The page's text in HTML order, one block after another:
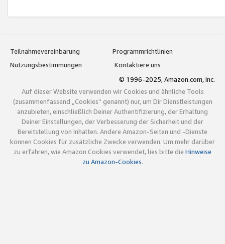
Teilnahmevereinbarung
Programmrichtlinien
Nutzungsbestimmungen
Kontaktiere uns
© 1996-2025, Amazon.com, Inc.
Auf dieser Website verwenden wir Cookies und ähnliche Tools
(zusammenfassend „Cookies“ genannt) nur, um Dir Dienstleistungen
anzubieten, einschließlich Deiner Authentifizierung, der Erhaltung
Deiner Einstellungen, der Verbesserung der Sicherheit und der
Bereitstellung von Inhalten. Andere Amazon-Seiten und -Dienste
können Cookies für zusätzliche Zwecke verwenden. Um mehr darüber
zu erfahren, wie Amazon Cookies verwendet, lies bitte die Hinweise
zu Amazon-Cookies.